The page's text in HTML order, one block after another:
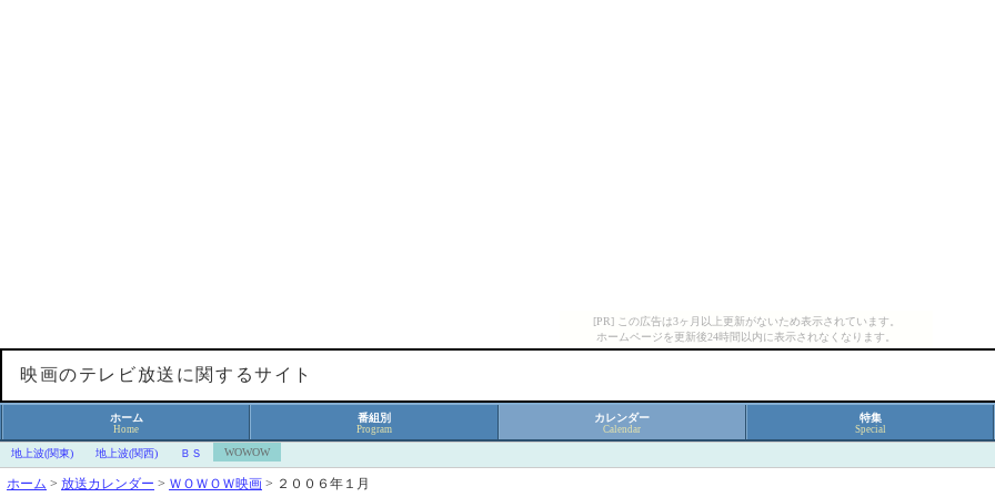
[PR] この広告は3ヶ月以上更新がないため表示されています。
ホームページを更新後24時間以内に表示されなくなります。
映画のテレビ放送に関するサイト
ホーム
Home
番組別
Program
カレンダー
Calendar
特集
Special
地上波(関東) 地上波(関西) ＢＳ WOWOW
ホーム > 放送カレンダー > ＷＯＷＯＷ映画 > ２００６年１月